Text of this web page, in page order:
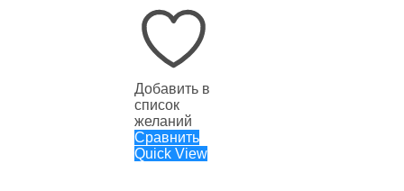
Добавить в
список
желаний
Сравнить
Quick View